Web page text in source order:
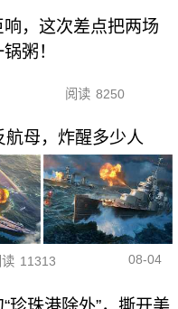
响，这次差点把两场
粥！
阅读 8250
航母，炸醒多少人
11313 08-04